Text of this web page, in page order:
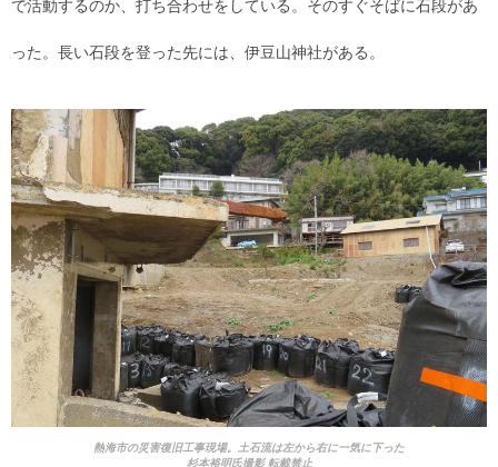
で活動するのか、打ち合わせをしている。そのすぐそばに石段があ
った。長い石段を登った先には、伊豆山神社がある。
熱海市の災害復旧工事現場。土石流は左から右に一気に下った
杉本裕明氏撮影 転載禁止